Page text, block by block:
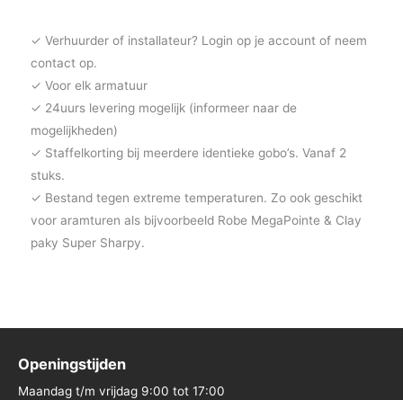
✓ Verhuurder of installateur? Login op je account of neem
contact op.
✓ Voor elk armatuur
✓ 24uurs levering mogelijk (informeer naar de
mogelijkheden)
✓ Staffelkorting bij meerdere identieke gobo’s. Vanaf 2
stuks.
✓ Bestand tegen extreme temperaturen. Zo ook geschikt
voor aramturen als bijvoorbeeld Robe MegaPointe & Clay
paky Super Sharpy.
Openingstijden
Maandag t/m vrijdag 9:00 tot 17:00